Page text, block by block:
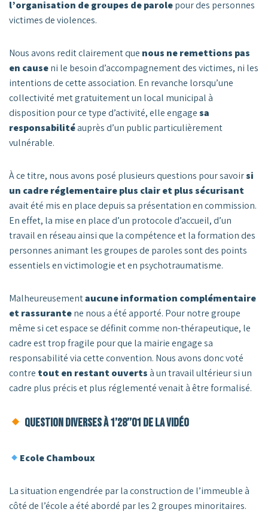
l’organisation de groupes de parolepour des personnes
victimes de violences.
Nous avons redit clairement que nous ne remettions pas
en causeni le besoin d’accompagnement des victimes, ni les
intentions de cette association. En revanche lorsqu’une
collectivité met gratuitement un local municipal à
disposition pour ce type d’activité, elle engagesa
responsabilitéauprès d’un public particulièrement
vulnérable.
À ce titre, nous avons posé plusieurs questions pour savoirsi
un cadre réglementaire plus clair et plus sécurisant
avait été mis en place depuis sa présentation en commission.
En effet, la mise en place d’un protocole d’accueil, d’un
travail en réseau ainsi que la compétence et la formation des
personnes animant les groupes de paroles sont des points
essentiels en victimologie et en psychotraumatisme.
Malheureusementaucune information complémentaire
et rassurantene nous a été apporté. Pour notre groupe
même si cet espace se définit comme non-thérapeutique, le
cadre est trop fragile pour que la mairie engage sa
responsabilité via cette convention. Nous avons donc voté
contre tout en restant ouvertsà un travail ultérieur si un
cadre plus précis et plus réglementé venait à être formalisé.
Question diverses à 1’28’’01 de la vidéo
Ecole Chamboux
La situation engendrée par la construction de l’immeuble à
côté de l’école a été abordé par les 2 groupes minoritaires.